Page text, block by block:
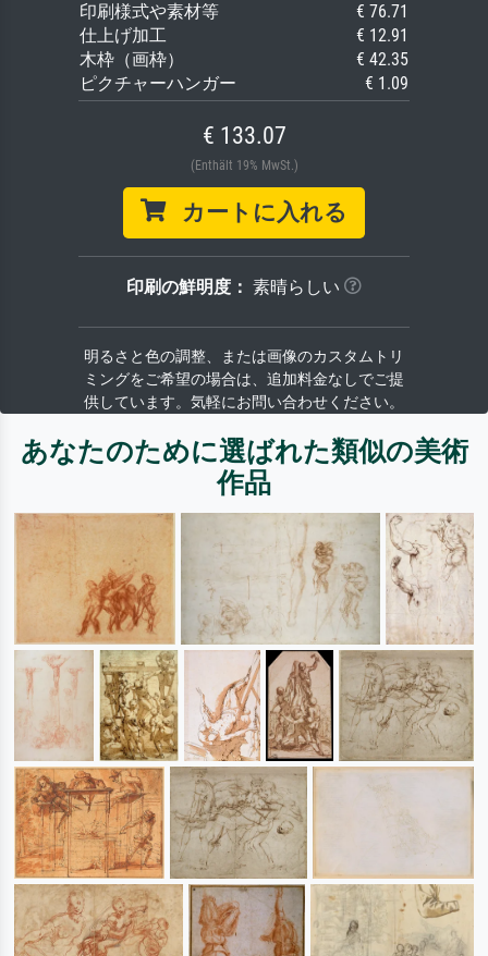
印刷様式や素材等
€ 76.71
仕上げ加工
€ 12.91
木枠（画枠）
€ 42.35
ピクチャーハンガー
€ 1.09
€ 133.07
(Enthält 19% MwSt.)
カートに入れる
印刷の鮮明度： 素晴らしい
明るさと色の調整、または画像のカスタムトリ
ミングをご希望の場合は、追加料金なしでご提
供しています。気軽にお問い合わせください。
あなたのために選ばれた類似の美術
作品